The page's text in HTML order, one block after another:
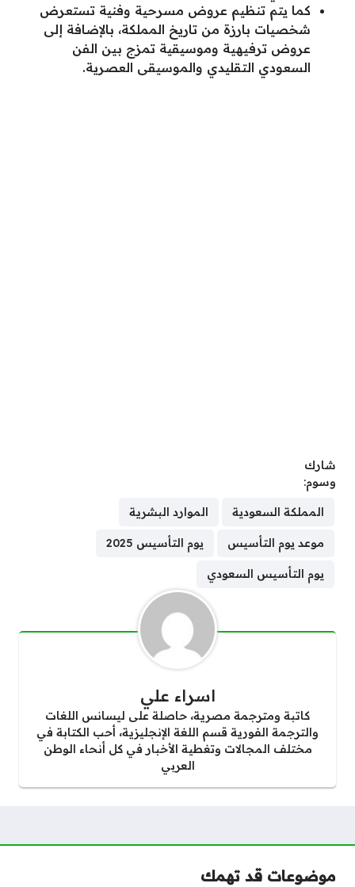
كما يتم تنظيم عروض مسرحية وفنية تستعرض
شخصيات بارزة من تاريخ المملكة، بالإضافة إلى
عروض ترفيهية وموسيقية تمزج بين الفن
السعودي التقليدي والموسيقى العصرية.
شارك
وسوم:
المملكة السعودية الموارد البشرية
موعد يوم التأسيس يوم التأسيس 2025
يوم التأسيس السعودي
اسراء علي
كاتبة ومترجمة مصرية، حاصلة على ليسانس اللغات
والترجمة الفورية قسم اللغة الإنجليزية، أحب الكتابة في
مختلف المجالات وتغطية الأخبار في كل أنحاء الوطن
العربي
موضوعات قد تهمك